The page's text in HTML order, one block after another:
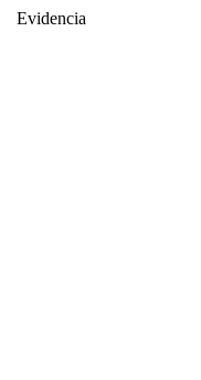
Evidencia